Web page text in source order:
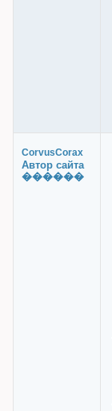
CorvusCorax
Автор сайта
������